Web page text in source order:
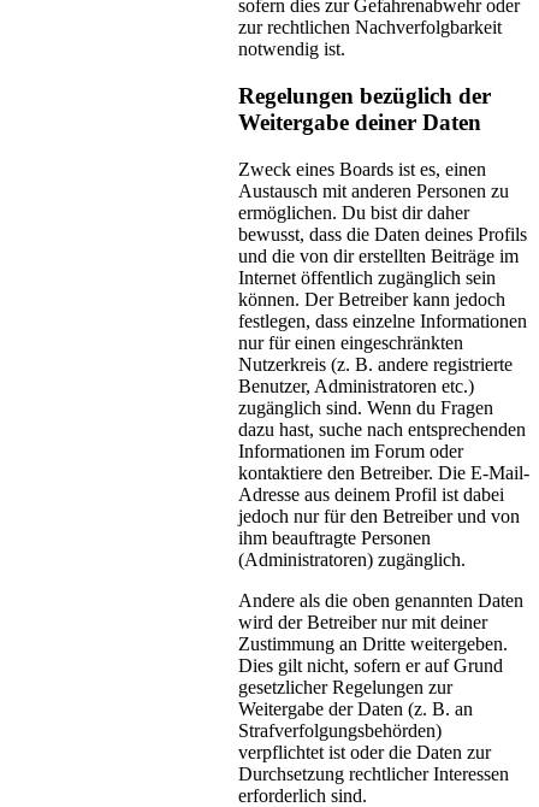
sofern dies zur Gefahrenabwehr oder
zur rechtlichen Nachverfolgbarkeit
notwendig ist.
Regelungen bezüglich der
Weitergabe deiner Daten
Zweck eines Boards ist es, einen
Austausch mit anderen Personen zu
ermöglichen. Du bist dir daher
bewusst, dass die Daten deines Profils
und die von dir erstellten Beiträge im
Internet öffentlich zugänglich sein
können. Der Betreiber kann jedoch
festlegen, dass einzelne Informationen
nur für einen eingeschränkten
Nutzerkreis (z. B. andere registrierte
Benutzer, Administratoren etc.)
zugänglich sind. Wenn du Fragen
dazu hast, suche nach entsprechenden
Informationen im Forum oder
kontaktiere den Betreiber. Die E-Mail-
Adresse aus deinem Profil ist dabei
jedoch nur für den Betreiber und von
ihm beauftragte Personen
(Administratoren) zugänglich.
Andere als die oben genannten Daten
wird der Betreiber nur mit deiner
Zustimmung an Dritte weitergeben.
Dies gilt nicht, sofern er auf Grund
gesetzlicher Regelungen zur
Weitergabe der Daten (z. B. an
Strafverfolgungsbehörden)
verpflichtet ist oder die Daten zur
Durchsetzung rechtlicher Interessen
erforderlich sind.